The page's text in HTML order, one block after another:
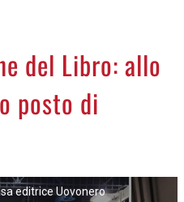
del Libro: allo
posto di
editrice Uovonero